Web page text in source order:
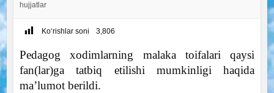
hujjatlar
Ko‘rishlar soni 3,806
Pedagog xodimlarning malaka toifalari qaysi
fan(lar)ga tatbiq etilishi mumkinligi haqida
maʼlumot berildi.